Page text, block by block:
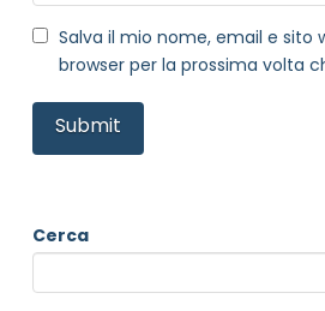
Salva il mio nome, email e sito
browser per la prossima volta
Cerca